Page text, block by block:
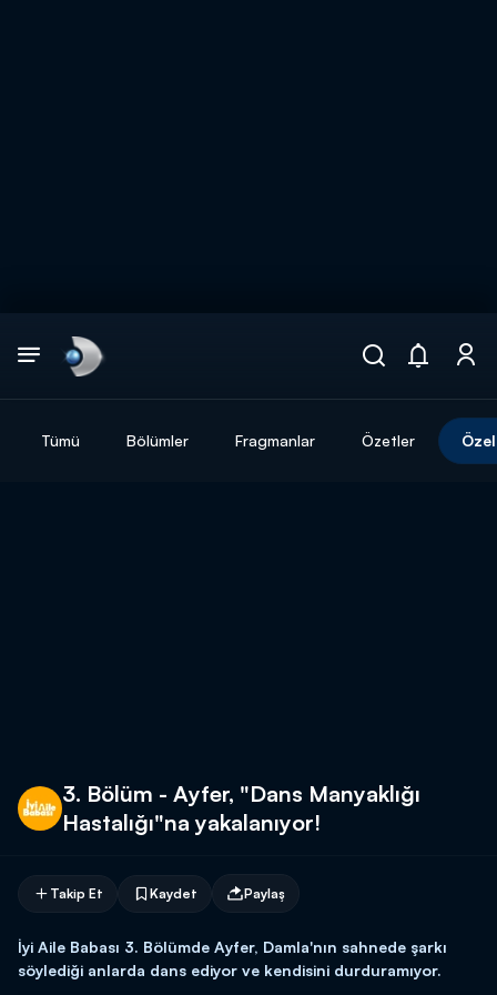
Tümü Bölümler Fragmanlar Özetler
3. Bölüm - Ayfer, "Dans Manyaklığı
Hastalığı"na yakalanıyor!
Takip Et Kaydet Paylaş
İyi Aile Babası 3. Bölümde Ayfer, Damla'nın sahnede şarkı
söylediği anlarda dans ediyor ve kendisini durduramıyor.